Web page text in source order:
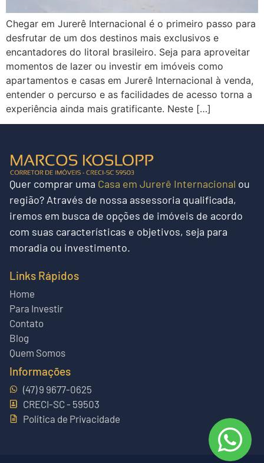
Chegar em Jurerê Internacional é o primeiro passo para
desfrutar de um dos destinos mais exclusivos e
encantadores do litoral brasileiro. Seja para aproveitar
momentos de lazer ou investir em imóveis como
apartamentos e casas em Jurerê Internacional à venda,
entender o percurso e as facilidades de acesso torna a
experiência ainda mais gratificante. Neste […]
Quer comprar uma Casa em Jurerê Internacional ou
região? Através de nossa assessoria qualificada,
iremos em busca de opções de imóveis de acordo
com suas características e objetivos, seja para
moradia ou investimento.
Links Rápidos
Home
Para Investir
Contato
Blog
Quem Somos
Informações
(47) 9 9677-0625
CRECI-SC - 59503
Política de Privacidade